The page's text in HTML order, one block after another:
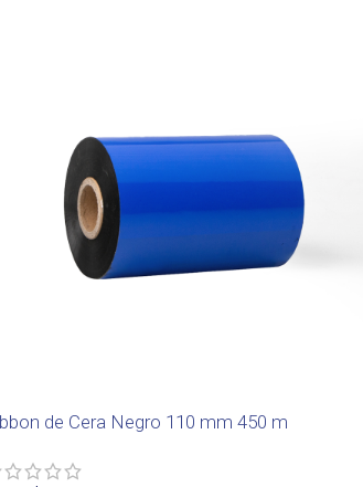
de Cera Negro 110 mm 450 m